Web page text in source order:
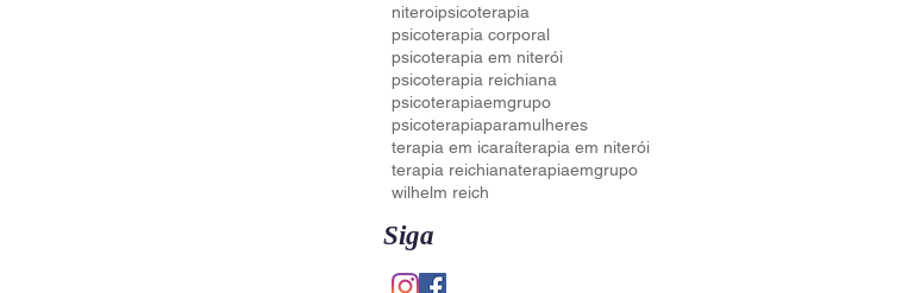
niteroipsicoterapia
psicoterapia corporal
psicoterapia em niterói
psicoterapia reichiana
psicoterapiaemgrupo
psicoterapiaparamulheres
terapia em icaraíterapia em niterói
terapia reichianaterapiaemgrupo
wilhelm reich
Siga